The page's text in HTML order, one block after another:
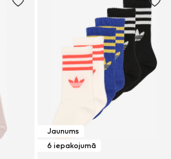
Jaunums
6 iepakojumā